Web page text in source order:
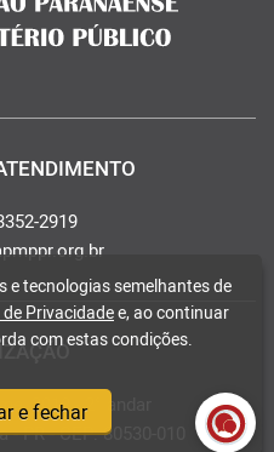
2919
2018 - 2° andar
PR - CEP: 80530-010
e tecnologias semelhantes de
Privacidadee, ao continuar
com estas condições.
e fechar